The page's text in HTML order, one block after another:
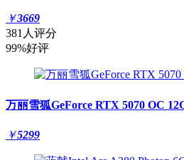
￥3669
381人评分
99%好评
万丽雪狐GeForce RTX 5070 OC
￥5299